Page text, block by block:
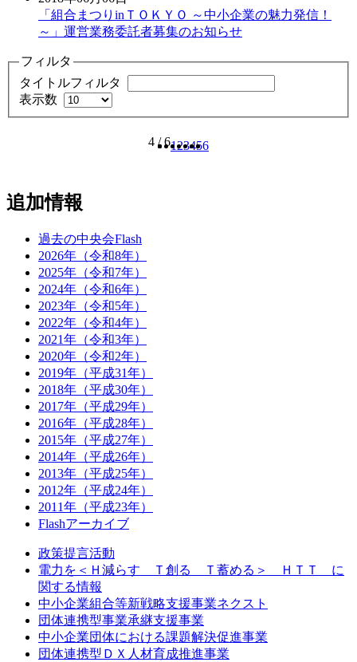
「組合まつりinＴＯＫＹＯ ～中小企業の魅力発信！
～」運営業務委託者募集のお知らせ
フィルタ
タイトルフィルタ
表示数
4 / 6123456
追加情報
過去の中央会Flash
2026年（令和8年）
2025年（令和7年）
2024年（令和6年）
2023年（令和5年）
2022年（令和4年）
2021年（令和3年）
2020年（令和2年）
2019年（平成31年）
2018年（平成30年）
2017年（平成29年）
2016年（平成28年）
2015年（平成27年）
2014年（平成26年）
2013年（平成25年）
2012年（平成24年）
2011年（平成23年）
Flashアーカイブ
政策提言活動
電力を＜Ｈ減らす Ｔ創る Ｔ蓄める＞ ＨＴＴ に
関する情報
中小企業組合等新戦略支援事業ネクスト
団体連携型事業承継支援事業
中小企業団体における課題解決促進事業
団体連携型ＤＸ人材育成推進事業